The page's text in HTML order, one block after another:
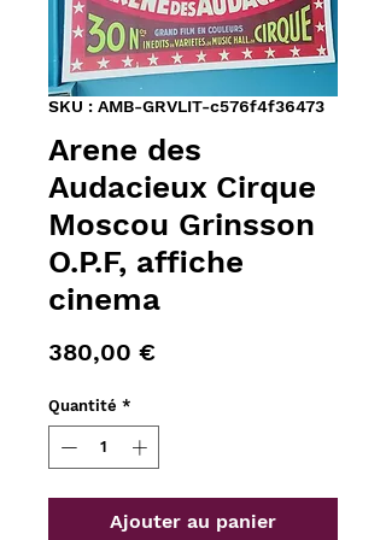
SKU : AMB-GRVLIT-c576f4f36473
Arene des
Audacieux Cirque
Moscou Grinsson
O.P.F, affiche
cinema
380,00 €Prix
Quantité *
Ajouter au panier